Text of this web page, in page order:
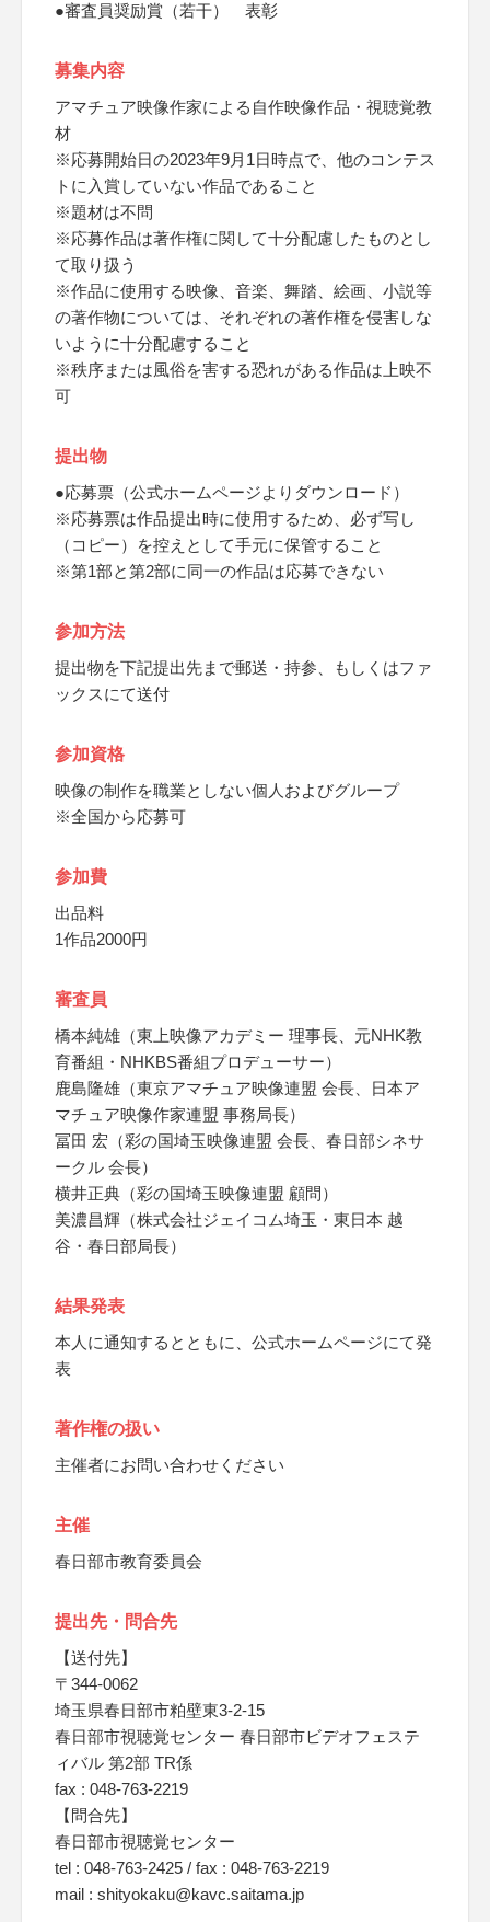
●審査員奨励賞（若干） 表彰
募集内容
アマチュア映像作家による自作映像作品・視聴覚教
材
※応募開始日の2023年9月1日時点で、他のコンテス
トに入賞していない作品であること
※題材は不問
※応募作品は著作権に関して十分配慮したものとし
て取り扱う
※作品に使用する映像、音楽、舞踏、絵画、小説等
の著作物については、それぞれの著作権を侵害しな
いように十分配慮すること
※秩序または風俗を害する恐れがある作品は上映不
可
提出物
●応募票（公式ホームページよりダウンロード）
※応募票は作品提出時に使用するため、必ず写し
（コピー）を控えとして手元に保管すること
※第1部と第2部に同一の作品は応募できない
参加方法
提出物を下記提出先まで郵送・持参、もしくはファ
ックスにて送付
参加資格
映像の制作を職業としない個人およびグループ
※全国から応募可
参加費
出品料
1作品2000円
審査員
橋本純雄（東上映像アカデミー 理事長、元NHK教
育番組・NHKBS番組プロデューサー）
鹿島隆雄（東京アマチュア映像連盟 会長、日本ア
マチュア映像作家連盟 事務局長）
冨田 宏（彩の国埼玉映像連盟 会長、春日部シネサ
ークル 会長）
横井正典（彩の国埼玉映像連盟 顧問）
美濃昌輝（株式会社ジェイコム埼玉・東日本 越
谷・春日部局長）
結果発表
本人に通知するとともに、公式ホームページにて発
表
著作権の扱い
主催者にお問い合わせください
主催
春日部市教育委員会
提出先・問合先
【送付先】
〒344-0062
埼玉県春日部市粕壁東3-2-15
春日部市視聴覚センター 春日部市ビデオフェステ
ィバル 第2部 TR係
fax : 048-763-2219
【問合先】
春日部市視聴覚センター
tel : 048-763-2425 / fax : 048-763-2219
mail : shityokaku@kavc.saitama.jp